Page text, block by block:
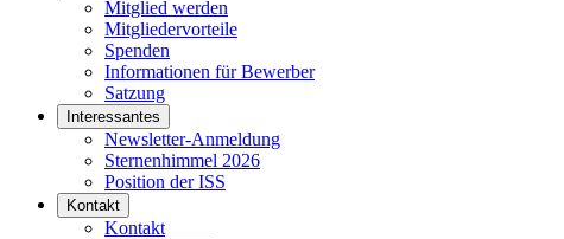
Mitglied werden
Mitgliedervorteile
Spenden
Informationen für Bewerber
Satzung
Interessantes
Newsletter-Anmeldung
Sternenhimmel 2026
Position der ISS
Kontakt
Kontakt